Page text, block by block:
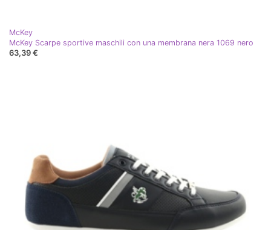
McKey
McKey Scarpe sportive maschili con una membrana nera 1069 nero
63,39 €